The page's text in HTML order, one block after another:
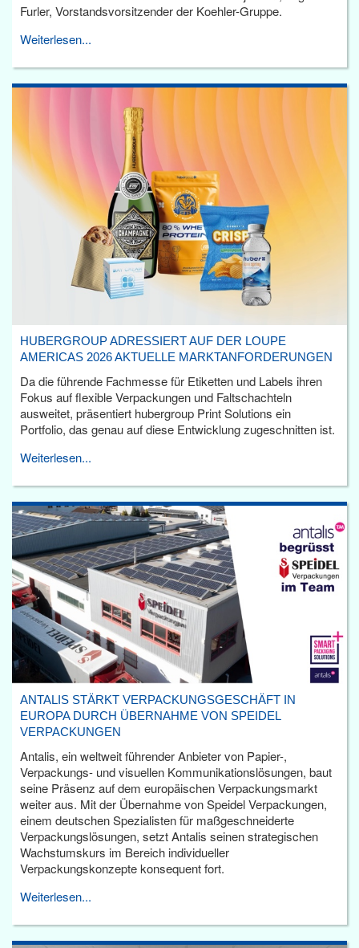
Furler, Vorstandsvorsitzender der Koehler-Gruppe.
Weiterlesen...
HUBERGROUP ADRESSIERT AUF DER LOUPE
AMERICAS 2026 AKTUELLE MARKTANFORDERUNGEN
Da die führende Fachmesse für Etiketten und Labels ihren
Fokus auf flexible Verpackungen und Faltschachteln
ausweitet, präsentiert hubergroup Print Solutions ein
Portfolio, das genau auf diese Entwicklung zugeschnitten ist.
Weiterlesen...
ANTALIS STÄRKT VERPACKUNGSGESCHÄFT IN
EUROPA DURCH ÜBERNAHME VON SPEIDEL
VERPACKUNGEN
Antalis, ein weltweit führender Anbieter von Papier-,
Verpackungs- und visuellen Kommunikationslösungen, baut
seine Präsenz auf dem europäischen Verpackungsmarkt
weiter aus. Mit der Übernahme von Speidel Verpackungen,
einem deutschen Spezialisten für maßgeschneiderte
Verpackungslösungen, setzt Antalis seinen strategischen
Wachstumskurs im Bereich individueller
Verpackungskonzepte konsequent fort.
Weiterlesen...